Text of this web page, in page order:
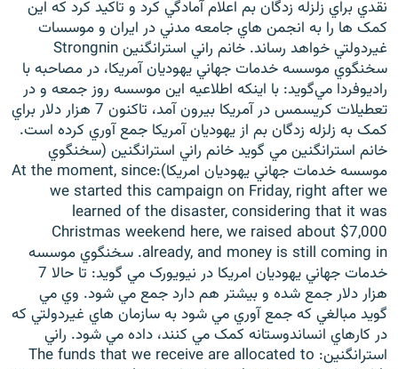
زبان‌های دیگر
نقدي براي زلزله زدگان بم اعلام آمادگي کرد و تاکيد کرد که اين
کمک ها را به انجمن هاي جامعه مدني در ايران و موسسات
غيردولتي خواهد رساند. خانم راني استرانگنين Strongnin
سخنگوي موسسه خدمات جهاني يهوديان آمريکا، در مصاحبه با
راديوفردا مي‌گويد: با اينکه اطلاعيه اين موسسه روز جمعه و در
تعطيلات کريسمس در آمريکا بيرون آمد، تاکنون 7 هزار دلار براي
کمک به زلزله زدگان بم از يهوديان آمريکا جمع آوري کرده است.
خانم استرانگنين مي گويد خانم راني استرانگنين (سخنگوي
موسسه خدمات جهاني يهوديان امريکا):At the moment, since
we started this campaign on Friday, right after we
learned of the disaster, considering that it was
Christmas weekend here, we raised about $7,000
already, and money is still coming in. سخنگوي موسسه
خدمات جهاني يهوديان امريکا در نيويورک مي گويد: تا حالا 7
هزار دلار جمع شده و بيشتر هم دارد جمع مي شود. وي مي
گويد مبالغي که جمع آوري مي شود به سازمان هاي غيردولتي که
در کارهاي انساندوستانه کمک مي کنند، داده مي شود. راني
استرانگنين: The funds that we receive are allocated to